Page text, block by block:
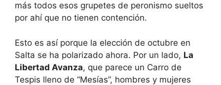
más todos esos grupetes de peronismo sueltos
por ahí que no tienen contención.
Esto es así porque la elección de octubre en
Salta se ha polarizado ahora. Por un lado, La
Libertad Avanza, que parece un Carro de
Tespis lleno de “Mesías”, hombres y mujeres